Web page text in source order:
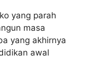
yang parah
masa
yang akhirnya
awal